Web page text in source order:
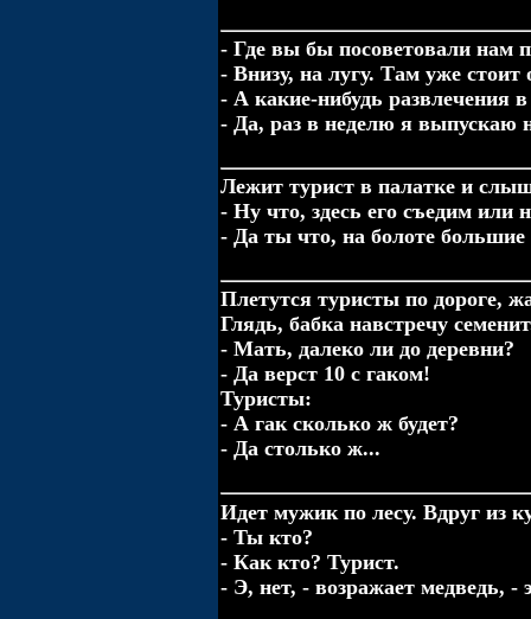
- Где вы бы посоветовали нам
- Внизу, на лугу. Там уже стоит
- А какие-нибудь развлечения
- Да, раз в неделю я выпускаю
Лежит турист в палатке и
- Ну что, здесь его съедим или
- Да ты что, на болоте
Плетутся туристы по дороге,
Глядь, бабка навстречу
- Мать, далеко ли до деревни?
- Да верст 10 с гаком!
Туристы:
- А гак сколько ж будет?
- Да столько ж...
Идет мужик по лесу. Вдруг из
- Ты кто?
- Как кто? Турист.
- Э, нет, - возражает медведь,